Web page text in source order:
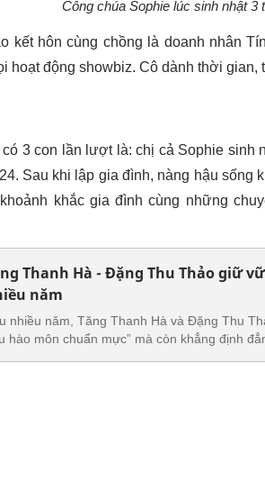
Công chúa Sophie lúc sinh nhật 3
kết hôn cùng chồng là doanh nhân
hoạt động showbiz. Cô dành thời gian,
3 con lần lượt là: chị cả Sophie sinh
Sau khi lập gia đình, nàng hậu sống
khắc gia đình cùng những
Thanh Hà - Đặng Thu Thảo giữ
năm
nhiều năm, Tăng Thanh Hà và Đặng Thu
hào môn chuẩn mực” mà còn khẳng định